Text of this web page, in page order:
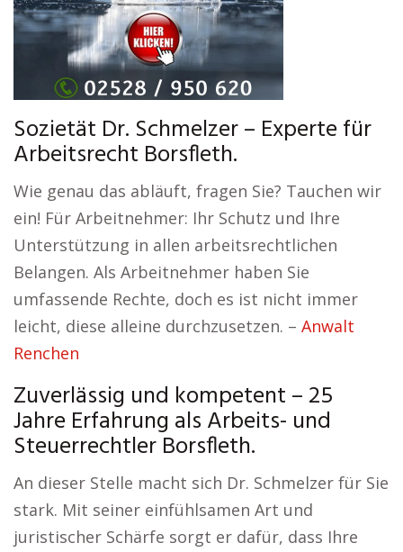
Sozietät Dr. Schmelzer – Experte für
Arbeitsrecht Borsfleth.
Wie genau das abläuft, fragen Sie? Tauchen wir
ein! Für Arbeitnehmer: Ihr Schutz und Ihre
Unterstützung in allen arbeitsrechtlichen
Belangen. Als Arbeitnehmer haben Sie
umfassende Rechte, doch es ist nicht immer
leicht, diese alleine durchzusetzen. – Anwalt
Renchen
Zuverlässig und kompetent – 25
Jahre Erfahrung als Arbeits- und
Steuerrechtler Borsfleth.
An dieser Stelle macht sich Dr. Schmelzer für Sie
stark. Mit seiner einfühlsamen Art und
juristischer Schärfe sorgt er dafür, dass Ihre